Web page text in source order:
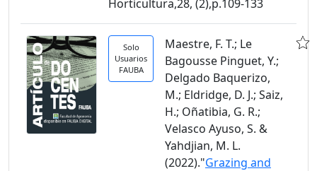
Horticultura,28, (2),p.109-133
Solo
Usuarios
FAUBA
Maestre, F. T.; Le
Bagousse Pinguet, Y.;
Delgado Baquerizo,
M.; Eldridge, D. J.; Saiz,
H.; Oñatibia, G. R.;
Velasco Ayuso, S. &
Yahdjian, M. L.
(2022)."Grazing and